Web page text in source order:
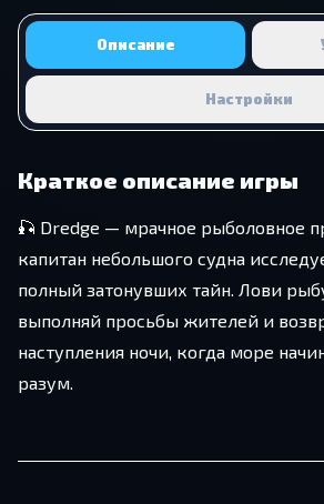
Описание
Настройки
Краткое описание игры
🎣 Dredge — мрачное рыболовное
капитан небольшого судна
полный затонувших тайн. Лови
выполняй просьбы жителей и
наступления ночи, когда море
разум.